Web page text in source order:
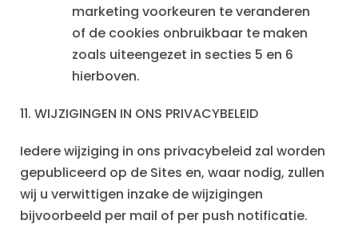
marketing voorkeuren te veranderen
of de cookies onbruikbaar te maken
zoals uiteengezet in secties 5 en 6
hierboven.
11. WIJZIGINGEN IN ONS PRIVACYBELEID
Iedere wijziging in ons privacybeleid zal worden
gepubliceerd op de Sites en, waar nodig, zullen
wij u verwittigen inzake de wijzigingen
bijvoorbeeld per mail of per push notificatie.